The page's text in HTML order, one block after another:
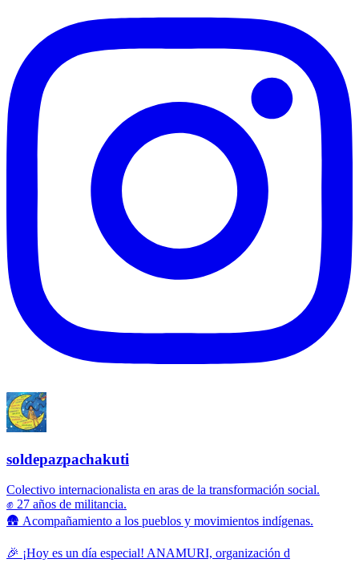
soldepazpachakuti
Colectivo internacionalista en aras de la transformación social.
✊ 27 años de militancia.
🛖 Acompañamiento a los pueblos y movimientos indígenas.
🎉 ¡Hoy es un día especial! ANAMURI, organización d